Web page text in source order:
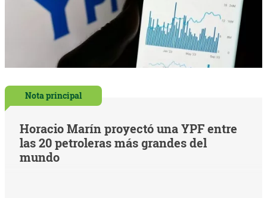
Nota principal
Horacio Marín proyectó una YPF entre
las 20 petroleras más grandes del
mundo